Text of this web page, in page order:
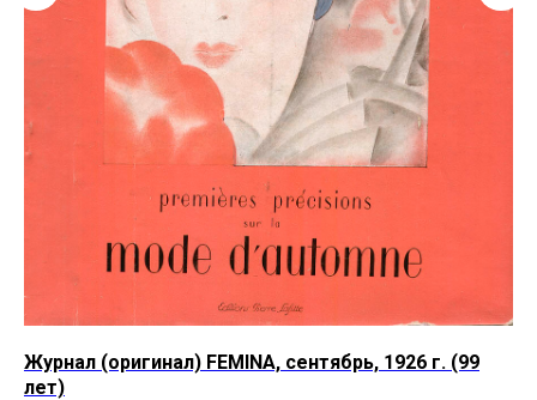
Журнал (оригинал) FEMINA, сентябрь, 1926 г. (99
лет)